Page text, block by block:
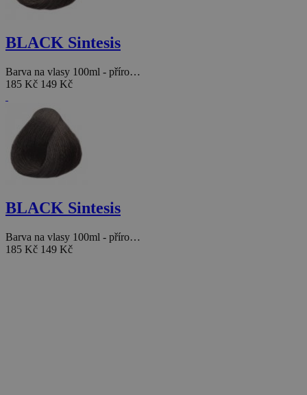
BLACK Sintesis
Barva na vlasy 100ml - příro…
185 Kč 149 Kč
BLACK Sintesis
Barva na vlasy 100ml - příro…
185 Kč 149 Kč